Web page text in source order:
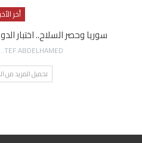
أخر
سوريا وحصر السلاح.. اختبار
AWATEF ABDELHAMED
تحميل المزيد من